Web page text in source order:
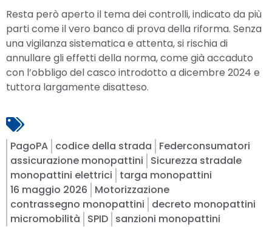
Resta però aperto il tema dei controlli, indicato da più
parti come il vero banco di prova della riforma. Senza
una vigilanza sistematica e attenta, si rischia di
annullare gli effetti della norma, come già accaduto
con l’obbligo del casco introdotto a dicembre 2024 e
tuttora largamente disatteso.
PagoPA codice della strada
Federconsumatori
assicurazione monopattini
Sicurezza stradale
monopattini elettrici
targa monopattini
16 maggio 2026
Motorizzazione
contrassegno monopattini
decreto monopattini
micromobilità
SPID sanzioni monopattini